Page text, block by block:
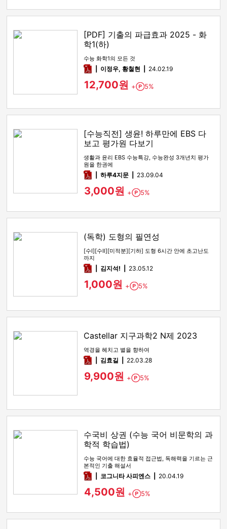
[PDF] 기출의 파급효과 2025 - 화
학1(하)
수능 화학1의 모든 것
pdf이정우, 황철현 24.02.19
12,700원 + Point
5%
[수능직전] 생윤! 하루만에 EBS 다
보고 평가원 다보기
생활과 윤리 EBS 수능특강, 수능완성 3개년치 평가
원을 한권에
pdf하루4지문 23.09.04
3,000원 + Point
5%
(독학) 도형의 필연성
[수Ⅰ][수Ⅱ][미적분][기하] 도형 6시간 안에 초고난도
까지
pdf김지석! 23.05.12
1,000원 + Point
5%
Castellar 지구과학2 N제 2023
역경을 헤치고 별을 향하여
pdf김효길 22.03.28
9,900원 + Point
5%
수국비 상권 (수능 국어 비문학의 과
학적 학습법)
수능 국어에 대한 효율적 접근법, 독해력을 기르는 근
본적인 기출 해설서
pdf코그니타 사피엔스 20.04.19
4,500원 + Point
5%